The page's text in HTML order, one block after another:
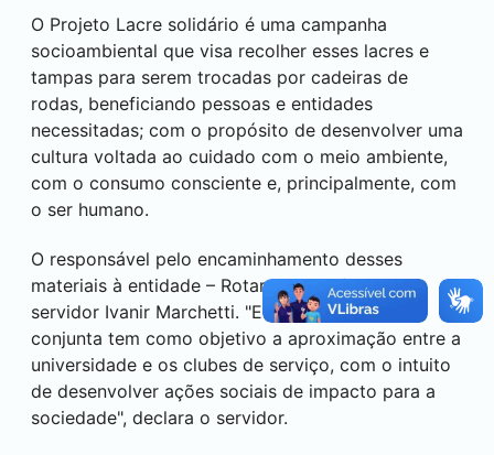
O Projeto Lacre solidário é uma campanha
socioambiental que visa recolher esses lacres e
tampas para serem trocadas por cadeiras de
rodas, beneficiando pessoas e entidades
necessitadas; com o propósito de desenvolver uma
cultura voltada ao cuidado com o meio ambiente,
com o consumo consciente e, principalmente, com
o ser humano.
O responsável pelo encaminhamento desses
materiais à entidade – Rotary Club – foi o
servidor Ivanir Marchetti. "Esse tipo de ação
conjunta tem como objetivo a aproximação entre a
universidade e os clubes de serviço, com o intuito
de desenvolver ações sociais de impacto para a
sociedade", declara o servidor.